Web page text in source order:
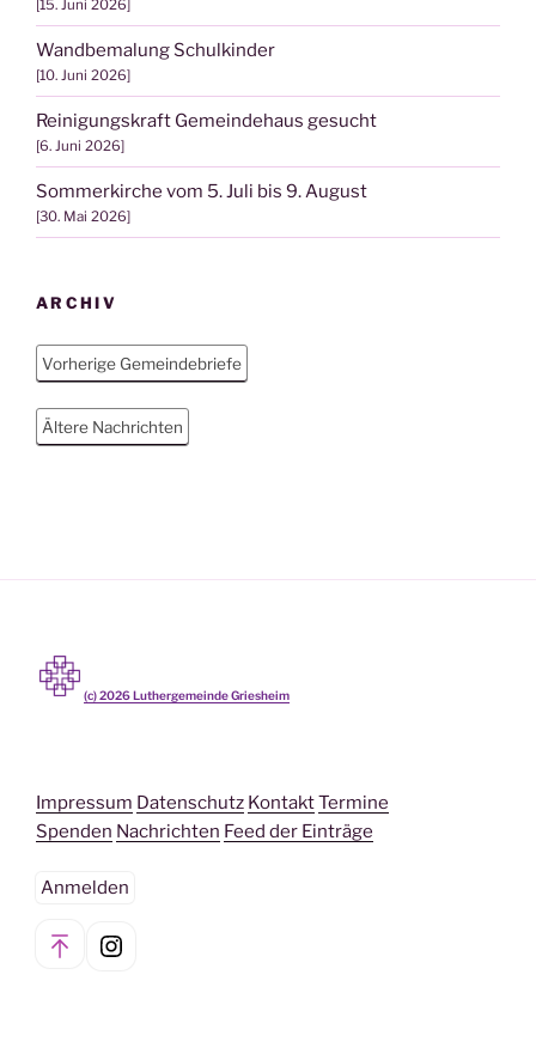
15. Juni 2026
Wandbemalung Schulkinder
10. Juni 2026
Reinigungskraft Gemeindehaus gesucht
6. Juni 2026
Sommerkirche vom 5. Juli bis 9. August
30. Mai 2026
ARCHIV
Vorherige Gemeindebriefe
Ältere Nachrichten
(c)2026Luthergemeinde Griesheim
Impressum Datenschutz KontaktTermine
Spenden Nachrichten Feed der Einträge
Anmelden